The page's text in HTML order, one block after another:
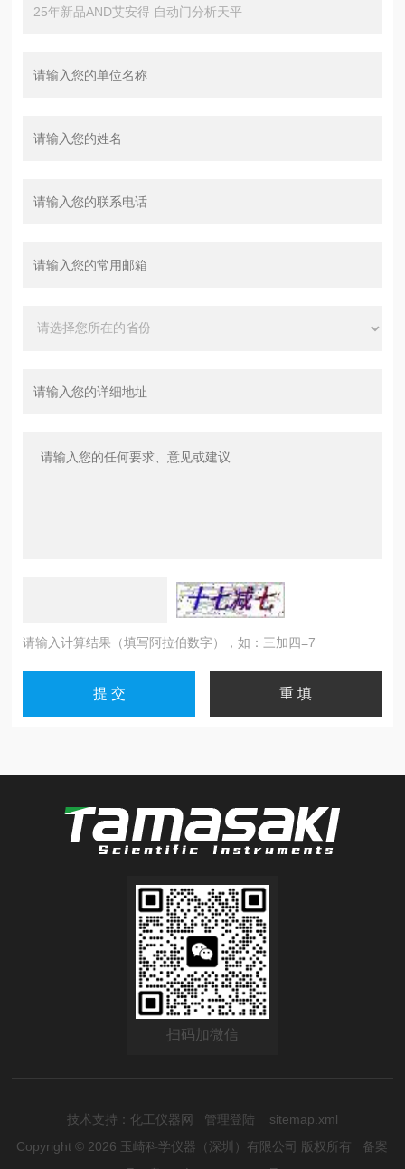
请输入计算结果（填写阿拉伯数字），如：三加四=7
扫码加微信
技术支持： 化工仪器网 管理登陆
sitemap.xml
Copyright © 2026 玉崎科学仪器（深圳）有限公司 版权所有 备案